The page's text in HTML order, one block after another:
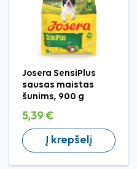
Josera SensiPlus
sausas maistas
šunims, 900 g
5,39 €
Į krepšelį